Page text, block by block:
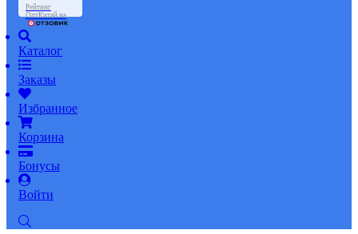
Рейтинг
ОптКитай на
Каталог
Заказы
Избранное
Корзина
Бонусы
Войти